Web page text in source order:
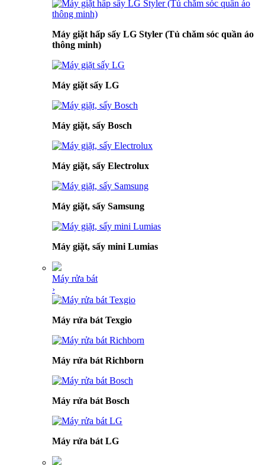
Máy giặt hấp sấy LG Styler (Tủ chăm sóc quần áo
thông minh)
Máy giặt sấy LG
Máy giặt, sấy Bosch
Máy giặt, sấy Electrolux
Máy giặt, sấy Samsung
Máy giặt, sấy mini Lumias
Máy rửa bát
›
Máy rửa bát Texgio
Máy rửa bát Richborn
Máy rửa bát Bosch
Máy rửa bát LG